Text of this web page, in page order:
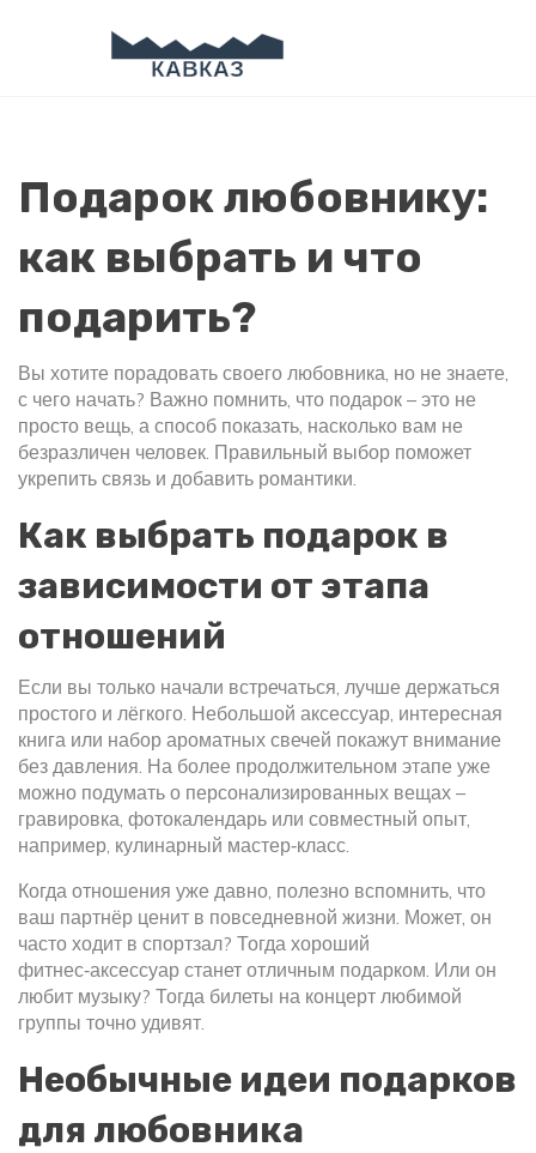
Подарок любовнику:
как выбрать и что
подарить?
Вы хотите порадовать своего любовника, но не знаете,
с чего начать? Важно помнить, что подарок – это не
просто вещь, а способ показать, насколько вам не
безразличен человек. Правильный выбор поможет
укрепить связь и добавить романтики.
Как выбрать подарок в
зависимости от этапа
отношений
Если вы только начали встречаться, лучше держаться
простого и лёгкого. Небольшой аксессуар, интересная
книга или набор ароматных свечей покажут внимание
без давления. На более продолжительном этапе уже
можно подумать о персонализированных вещах –
гравировка, фотокалендарь или совместный опыт,
например, кулинарный мастер‑класс.
Когда отношения уже давно, полезно вспомнить, что
ваш партнёр ценит в повседневной жизни. Может, он
часто ходит в спортзал? Тогда хороший
фитнес‑аксессуар станет отличным подарком. Или он
любит музыку? Тогда билеты на концерт любимой
группы точно удивят.
Необычные идеи подарков
для любовника